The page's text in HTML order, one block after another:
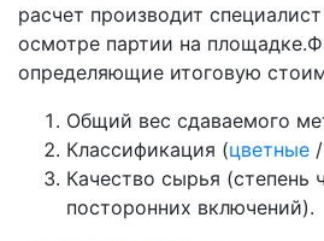
расчет производит
осмотре партии на
определяющие итоговую
Общий вес сдаваемого
Классификация (цветные /
Качество сырья (степень
посторонних включений).